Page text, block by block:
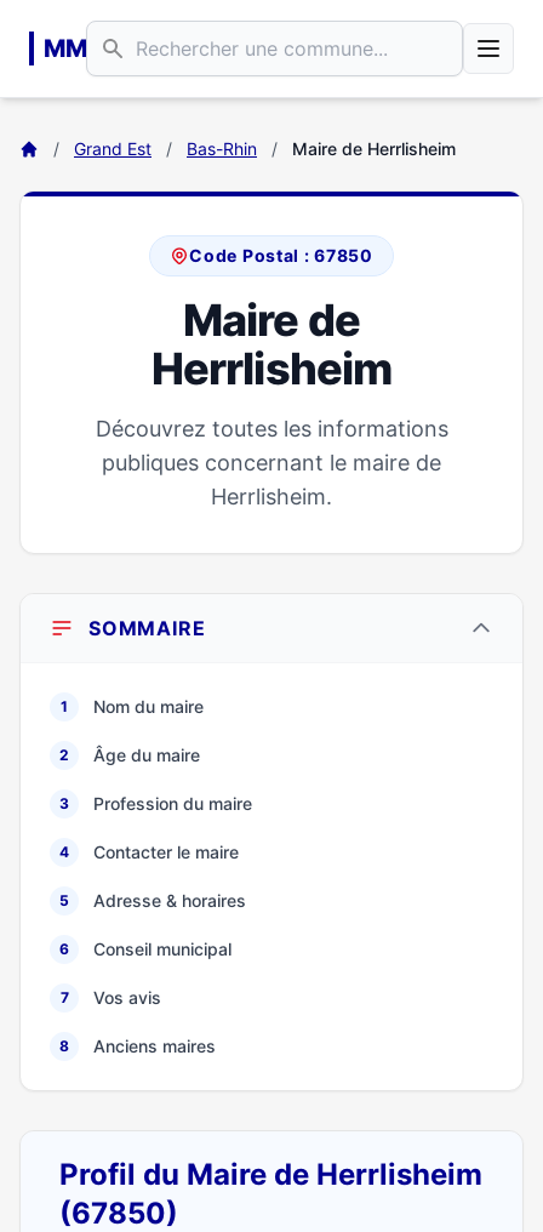
MM
/ Grand Est / Bas-Rhin / Maire de Herrlisheim
Code Postal : 67850
Maire de
Herrlisheim
Découvrez toutes les informations
publiques concernant le maire de
Herrlisheim.
SOMMAIRE
1 Nom du maire
2 Âge du maire
3 Profession du maire
4 Contacter le maire
5 Adresse & horaires
6 Conseil municipal
7 Vos avis
8 Anciens maires
Profil du Maire de Herrlisheim
(67850)